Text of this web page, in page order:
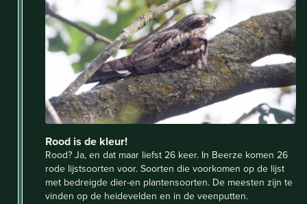
Rood is de kleur!
Rood? Ja, en dat maar liefst 26 keer. In Beerze komen 26
rode lijstsoorten voor. Soorten die voorkomen op de lijst
met bedreigde dier-en plantensoorten. De meesten zijn te
vinden op de heidevelden en in de veenputten.